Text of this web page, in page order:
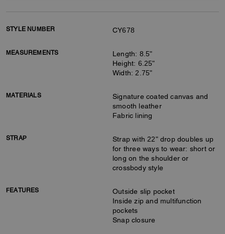
STYLE NUMBER CY678
MEASUREMENTS
Length: 8.5"
Height: 6.25"
Width: 2.75"
MATERIALS
Signature coated canvas and
smooth leather
Fabric lining
STRAP
Strap with 22" drop doubles up
for three ways to wear: short or
long on the shoulder or
crossbody style
FEATURES
Outside slip pocket
Inside zip and multifunction
pockets
Snap closure